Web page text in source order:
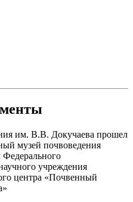
им. В.В. Докучаева прошел
музей почвоведения
учреждения
центра «Почвенный